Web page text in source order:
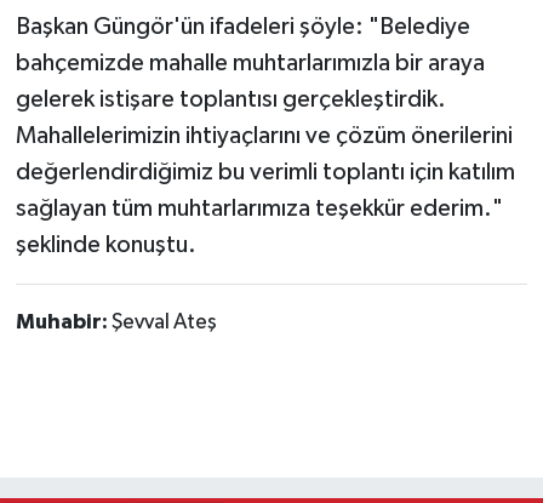
Başkan Güngör'ün ifadeleri şöyle: "Belediye
bahçemizde mahalle muhtarlarımızla bir araya
gelerek istişare toplantısı gerçekleştirdik.
Mahallelerimizin ihtiyaçlarını ve çözüm önerilerini
değerlendirdiğimiz bu verimli toplantı için katılım
sağlayan tüm muhtarlarımıza teşekkür ederim."
şeklinde konuştu.
Muhabir: Şevval Ateş